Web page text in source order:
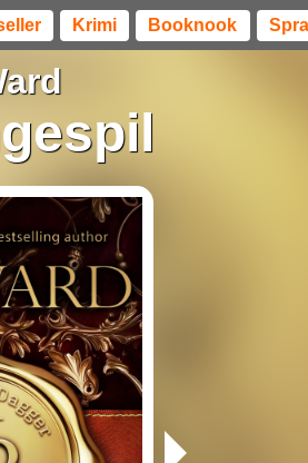
Krimi Booknook